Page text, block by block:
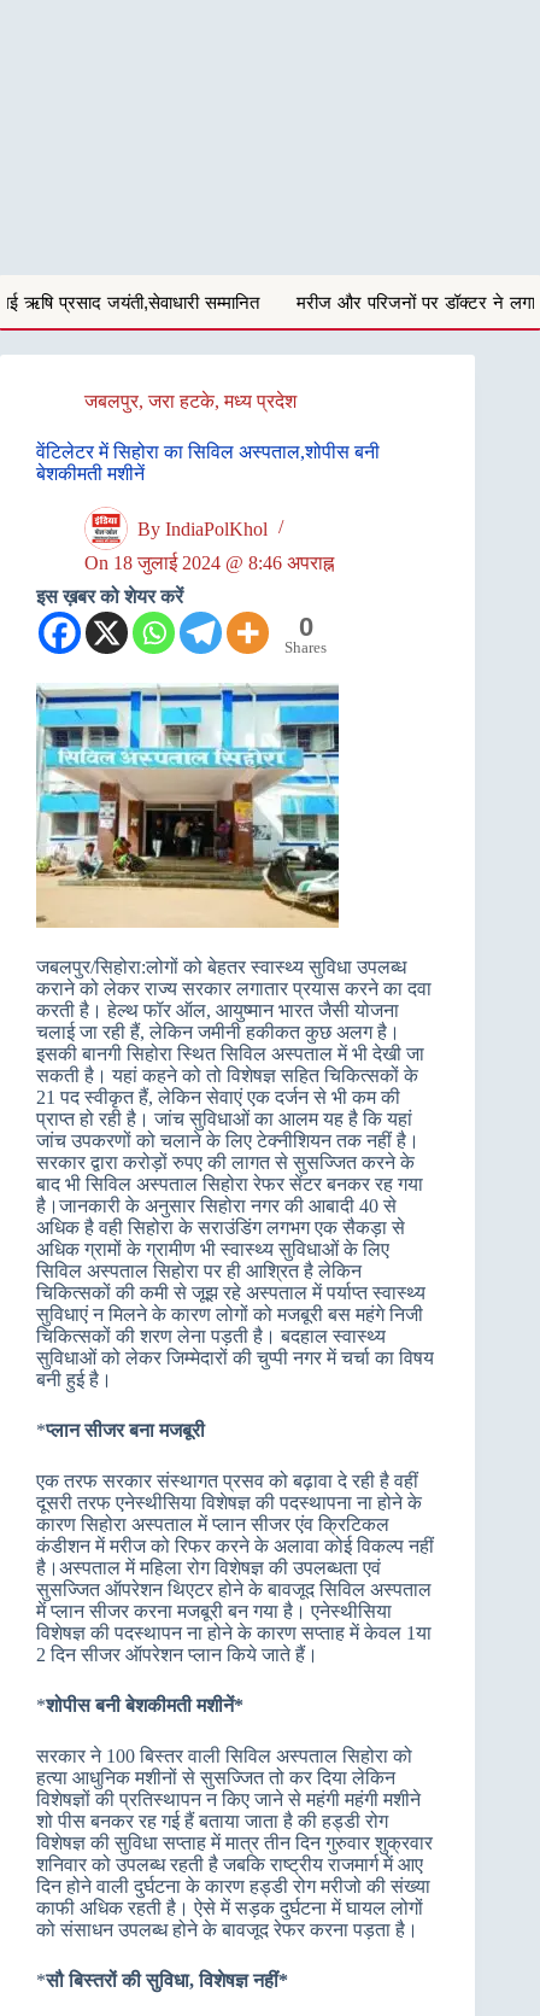
सम्मानित मरीज और परिजनों पर डॉक्टर ने लगाये गालीगलौच और मारपीट
जबलपुर,जरा हटके,मध्य प्रदेश
वेंटिलेटर में सिहोरा का सिविल अस्पताल,शोपीस बनी
बेशकीमती मशीनें
By IndiaPolKhol
On 18 जुलाई 2024 @ 8:46 अपराह्न
इस ख़बर को शेयर करें
0
Shares
जबलपुर/सिहोरा:लोगों को बेहतर स्वास्थ्य सुविधा उपलब्ध
कराने को लेकर राज्य सरकार लगातार प्रयास करने का दवा
करती है। हेल्थ फॉर ऑल, आयुष्मान भारत जैसी योजना
चलाई जा रही हैं, लेकिन जमीनी हकीकत कुछ अलग है।
इसकी बानगी सिहोरा स्थित सिविल अस्पताल में भी देखी जा
सकती है। यहां कहने को तो विशेषज्ञ सहित चिकित्सकों के
21 पद स्वीकृत हैं, लेकिन सेवाएं एक दर्जन से भी कम की
प्राप्त हो रही है। जांच सुविधाओं का आलम यह है कि यहां
जांच उपकरणों को चलाने के लिए टेक्नीशियन तक नहीं है।
सरकार द्वारा करोड़ों रुपए की लागत से सुसज्जित करने के
बाद भी सिविल अस्पताल सिहोरा रेफर सेंटर बनकर रह गया
है।जानकारी के अनुसार सिहोरा नगर की आबादी 40 से
अधिक है वही सिहोरा के सराउंडिंग लगभग एक सैकड़ा से
अधिक ग्रामों के ग्रामीण भी स्वास्थ्य सुविधाओं के लिए
सिविल अस्पताल सिहोरा पर ही आश्रित है लेकिन
चिकित्सकों की कमी से जूझ रहे अस्पताल में पर्याप्त स्वास्थ्य
सुविधाएं न मिलने के कारण लोगों को मजबूरी बस महंगे निजी
चिकित्सकों की शरण लेना पड़ती है। बदहाल स्वास्थ्य
सुविधाओं को लेकर जिम्मेदारों की चुप्पी नगर में चर्चा का विषय
बनी हुई है।
*प्लान सीजर बना मजबूरी
एक तरफ सरकार संस्थागत प्रसव को बढ़ावा दे रही है वहीं
दूसरी तरफ एनेस्थीसिया विशेषज्ञ की पदस्थापना ना होने के
कारण सिहोरा अस्पताल में प्लान सीजर एंव क्रिटिकल
कंडीशन में मरीज को रिफर करने के अलावा कोई विकल्प नहीं
है।अस्पताल में महिला रोग विशेषज्ञ की उपलब्धता एवं
सुसज्जित ऑपरेशन थिएटर होने के बावजूद सिविल अस्पताल
में प्लान सीजर करना मजबूरी बन गया है। एनेस्थीसिया
विशेषज्ञ की पदस्थापन ना होने के कारण सप्ताह में केवल 1या
2 दिन सीजर ऑपरेशन प्लान किये जाते हैं।
*शोपीस बनी बेशकीमती मशीनें*
सरकार ने 100 बिस्तर वाली सिविल अस्पताल सिहोरा को
हत्या आधुनिक मशीनों से सुसज्जित तो कर दिया लेकिन
विशेषज्ञों की प्रतिस्थापन न किए जाने से महंगी महंगी मशीने
शो पीस बनकर रह गई हैं बताया जाता है की हड्डी रोग
विशेषज्ञ की सुविधा सप्ताह में मात्र तीन दिन गुरुवार शुक्रवार
शनिवार को उपलब्ध रहती है जबकि राष्ट्रीय राजमार्ग में आए
दिन होने वाली दुर्घटना के कारण हड्डी रोग मरीजो की संख्या
काफी अधिक रहती है। ऐसे में सड़क दुर्घटना में घायल लोगों
को संसाधन उपलब्ध होने के बावजूद रेफर करना पड़ता है।
*सौ बिस्तरों की सुविधा, विशेषज्ञ नहीं*